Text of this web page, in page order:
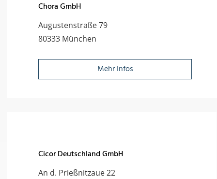
Chora GmbH
Augustenstraße 79
80333 München
Mehr Infos
Cicor Deutschland GmbH
An d. Prießnitzaue 22